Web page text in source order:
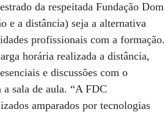
da respeitada Fundação Dom
e a distância) seja a alternativa
profissionais com a formação.
horária realizada a distância,
e discussões com o
a sala de aula. “A FDC
amparados por tecnologias